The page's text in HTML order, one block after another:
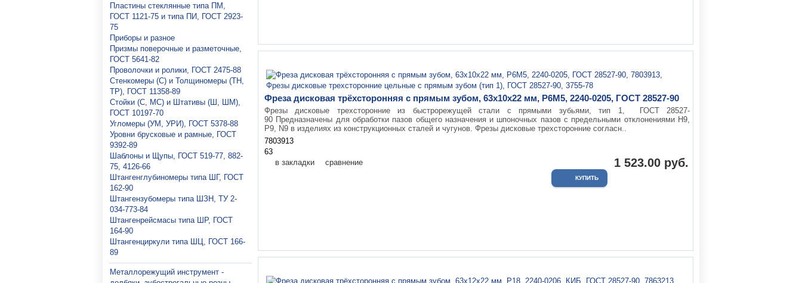
Пластины стеклянные типа ПМ,
ГОСТ 1121-75 и типа ПИ, ГОСТ 2923-
75
Приборы и разное
Призмы поверочные и разметочные,
ГОСТ 5641-82
Проволочки и ролики, ГОСТ 2475-88
Стенкомеры (С) и Толщиномеры (ТН,
ТР), ГОСТ 11358-89
Стойки (С, МС) и Штативы (Ш, ШМ),
ГОСТ 10197-70
Угломеры (УМ, УРИ), ГОСТ 5378-88
Уровни брусковые и рамные, ГОСТ
9392-89
Шаблоны и Щупы, ГОСТ 519-77, 882-
75, 4126-66
Штангенглубиномеры типа ШГ, ГОСТ
162-90
Штангензубомеры типа ШЗН, ТУ 2-
034-773-84
Штангенрейсмасы типа ШР, ГОСТ
164-90
Штангенциркули типа ШЦ, ГОСТ 166-
89
Металлорежущий инструмент -
Фреза дисковая трёхсторонняя с прямым зубом, 63х10х22 мм, Р6М5, 2240-0205, ГОСТ 28527-90
Фрезы дисковые трехсторонние из быстрорежущей стали с прямыми зубьями, тип 1, ГОСТ 28527-
90 Предназначены для обработки пазов общего назначения и шпоночных пазов с предельными отклонениями Н9,
Р9, N9 в изделиях из конструкционных сталей и чугунов. Фрезы дисковые трехсторонние согласн..
7803913
63
1 523.00 руб.
в закладки сравнение